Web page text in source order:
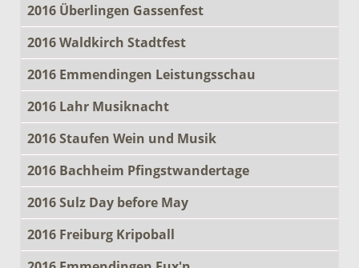
2016 Überlingen Gassenfest
2016 Waldkirch Stadtfest
2016 Emmendingen Leistungsschau
2016 Lahr Musiknacht
2016 Staufen Wein und Musik
2016 Bachheim Pfingstwandertage
2016 Sulz Day before May
2016 Freiburg Kripoball